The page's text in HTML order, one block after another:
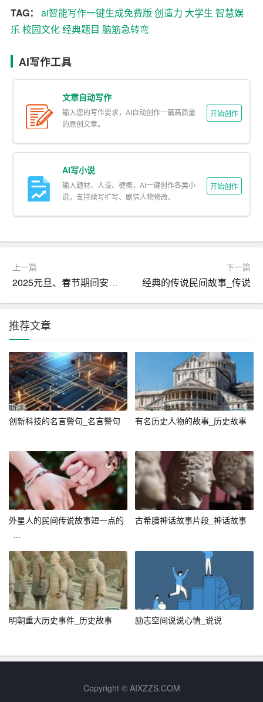
生物意义上的嘴巴。这类题目常常让人恍然大悟，忍俊不
禁。
2. 什么动物没有方向感？
答案：麋鹿（迷路）。这里利用了谐音的双关，将“麋鹿”与
“迷路”巧妙结合，既体现了语言的趣味性，也考验了听者的
反应速度和理解能力。
3. 什么东西有头、尾，却没有身体？
答案：硬币。这个问题要求从日常物品中寻找非常规的答
案，硬币虽然看起来像是有头（正面）和尾（反面），但
实际上并没有我们通常意义上的“身体”。
经成为了一种
，甚至是学术讨论之余的“非正式课
程”。宿舍里、食堂里、图书馆的角落里，随处可见学生们
聚在一起讨论最新的脑筋急转弯题目。有的班级甚至会在
课余时间组织“脑筋急转弯大赛”，通过比赛的形式激发大家
的思维活力，增进团队合作和竞争意识。
脑筋急转弯与创造力的培养
经常参与脑筋急转弯游戏，对提升个人的创造力和解决问
题的能力大有裨益。它要求人们在面对问题时能够跳出常
规思维框架，寻找新颖、独特的解决方案。这种思维方式
在科研项目中，面对难题时如果能保持这种开放和灵活的
思维模式，往往能发现意想不到的解决方案。
笑话背后的深意
许多脑筋急转弯笑话背后，其实蕴含着深刻的人生哲理或
社会现象。比如，“为什么鸟会飞？”的答案可能是“因为鸟
有翅膀”，但更深层次的理解是，每个人心中都有一双“翅
膀”，那就是梦想和追求。这些笑话在让人发笑的同时，也
悄悄地传递着正能量和启发。
结语
戏脑筋急转弯。它不仅丰富了我们的课余生活，更是在无
时代，保持一颗好奇和开放的心，学会从不同角度看待问
TAG： ai智能写作一键生成免费版 创造力 大学生 智慧娱
乐 校园文化经典题目 脑筋急转弯
AI写作工具
文章自动写作
输入您的写作要求，AI自动创作一篇高质量
的原创文章。
开始创作
AI写小说
输入题材、人设、梗概，AI一键创作各类小
说，支持续写扩写、剧情人物修改。
开始创作
上一篇
2025元旦、春节期间安全生产工作总结范文
下一篇
经典的传说民间故事_传说
推荐文章
创新科技的名言警句_名言警句 有名历史人物的故事_历史故事
外星人的民间传说故事短一点的
_...
古希腊神话故事片段_神话故事
明朝重大历史事件_历史故事 励志空间说说心情_说说
Copyright © AIXZZS.COM